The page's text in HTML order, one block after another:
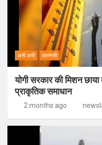
अभी अभी वाराणसी
योगी सरकार की मिशन छाया
प्राकृतिक समाधान
2 months ago